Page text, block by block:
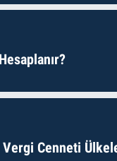
Cenneti